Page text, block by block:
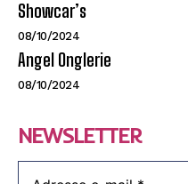
Showcar’s
08/10/2024
Angel Onglerie
08/10/2024
NEWSLETTER